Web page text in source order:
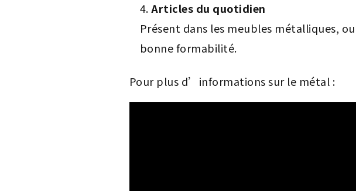
Articles du quotidien
Présent dans les meubles métalliques,
bonne formabilité.
Pour plus d’informations sur le métal :